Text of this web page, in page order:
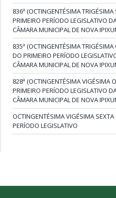
836ª (OCTINGENTÉSIMA
PRIMEIRO PERÍODO LEGISLATIVO
CÂMARA MUNICIPAL DE NOVA
835ª (OCTINGENTÉSIMA
DO PRIMEIRO PERÍODO
CÂMARA MUNICIPAL DE NOVA
828ª (OCTINGENTÉSIMA VIGÉSIMA
PRIMEIRO PERÍODO LEGISLATIVO
CÂMARA MUNICIPAL DE NOVA
OCTINGENTÉSIMA VIGÉSIMA
PERÍODO LEGISLATIVO